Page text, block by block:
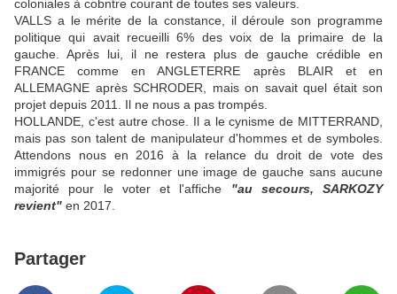
coloniales à cobntre courant de toutes ses valeurs.
VALLS a le mérite de la constance, il déroule son programme
politique qui avait recueilli 6% des voix de la primaire de la
gauche. Après lui, il ne restera plus de gauche crédible en
FRANCE comme en ANGLETERRE après BLAIR et en
ALLEMAGNE après SCHRODER, mais on savait quel était son
projet depuis 2011. Il ne nous a pas trompés.
HOLLANDE, c'est autre chose. Il a le cynisme de MITTERRAND,
mais pas son talent de manipulateur d'hommes et de symboles.
Attendons nous en 2016 à la relance du droit de vote des
immigrés pour se redonner une image de gauche sans aucune
majorité pour le voter et l'affiche "au secours, SARKOZY
revient" en 2017.
Partager